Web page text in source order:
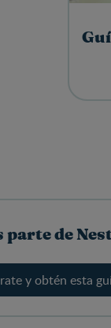
de
y obtén esta